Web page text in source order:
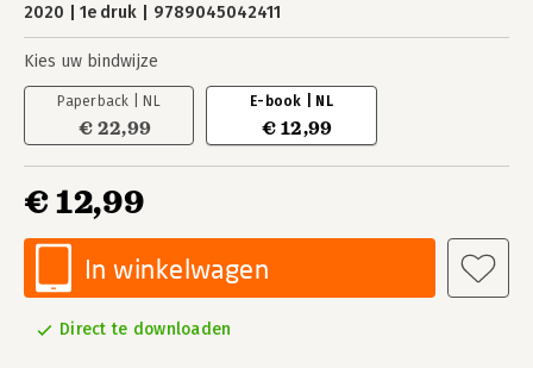
2020
1e druk 9789045042411
Kies uw bindwijze
Paperback | NL
€ 22,99
E-book | NL
€ 12,99
€ 12,99
In winkelwagen
Direct te downloaden